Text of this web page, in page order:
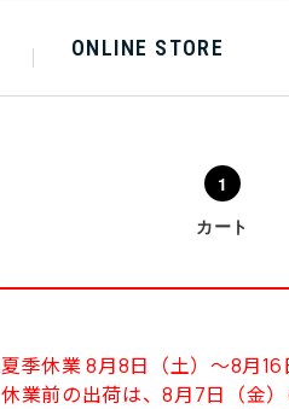
ONLINE STORE
カート
夏季休業 8月8日（土）～8月
休業前の出荷は、8月7日（金